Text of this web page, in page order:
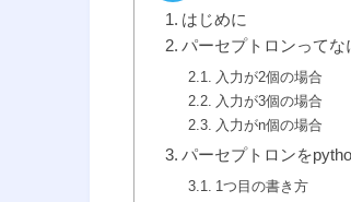
はじめに
パーセプトロンってな
入力が2個の場合
入力が3個の場合
入力がn個の場合
パーセプトロンを
1つ目の書き方